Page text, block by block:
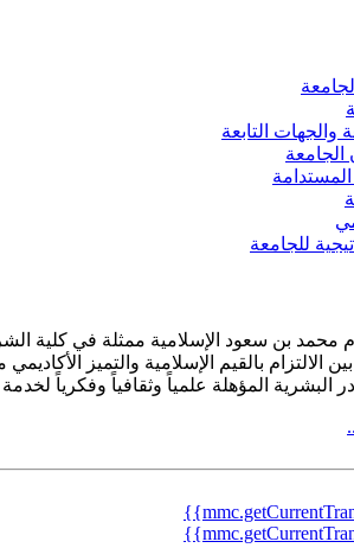
والجهات التابعة
المستدامة
للجامعة
الالتزام بالقيم الإسلامية والتميز
البشرية المؤهلة علمياً وثقافياً وفكرياً